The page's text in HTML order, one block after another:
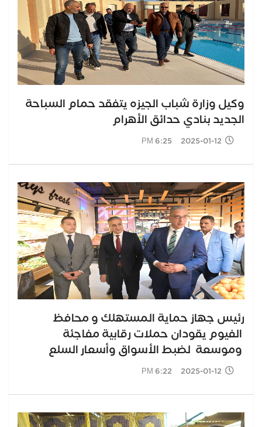
وكيل وزارة شباب الجيزه يتفقد حمام السباحة
الجديد بنادي حدائق الأهرام
2025-01-12 6:25 PM
رئيس جهاز حماية المستهلك و محافظ
الفيوم يقودان حملات رقابية مفاجئة
وموسعة لضبط الأسواق وأسعار السلع
2025-01-12 6:22 PM